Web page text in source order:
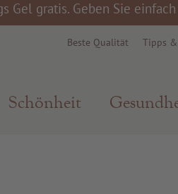
gratis. Geben Sie einfach
Beste Qualität Tipps
Schönheit